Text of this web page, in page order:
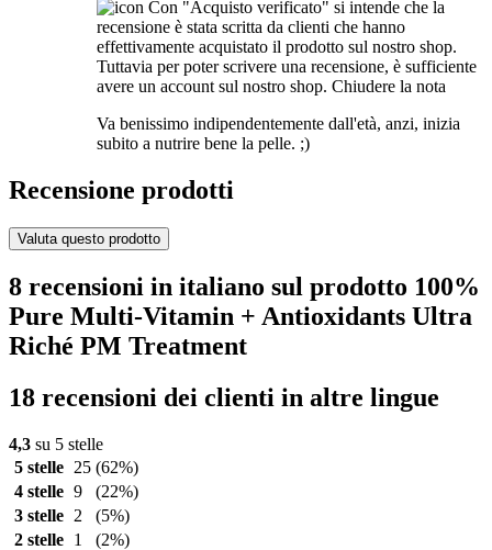
Con "Acquisto verificato" si intende che la
recensione è stata scritta da clienti che hanno
effettivamente acquistato il prodotto sul nostro shop.
Tuttavia per poter scrivere una recensione, è sufficiente
avere un account sul nostro shop. Chiudere la nota
Va benissimo indipendentemente dall'età, anzi, inizia
subito a nutrire bene la pelle. ;)
Recensione prodotti
Valuta questo prodotto
8 recensioni in italiano sul prodotto 100%
Pure Multi-Vitamin + Antioxidants Ultra
Riché PM Treatment
18 recensioni dei clienti in altre lingue
4,3 su 5 stelle
5 stelle
25 (62%)
4 stelle 9
(22%)
3 stelle
2
(5%)
2 stelle
1
(2%)